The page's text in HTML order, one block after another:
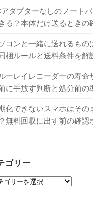
ダプターなしのノート
る？本体だけ送るときの
コンと一緒に送れるもの
梱ルールと送料条件を解
ーレイレコーダーの寿命
に手放す判断と処分前の
化できないスマホはその
無料回収に出す前の確認
ゴリー